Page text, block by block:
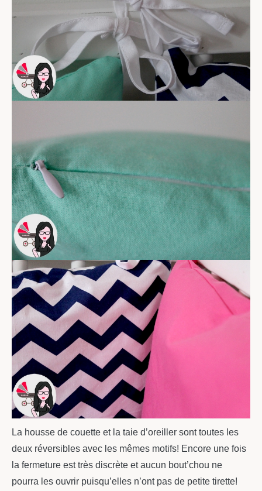
La housse de couette et la taie d’oreiller sont toutes les
deux réversibles avec les mêmes motifs! Encore une fois
la fermeture est très discrète et aucun bout’chou ne
pourra les ouvrir puisqu’elles n’ont pas de petite tirette!